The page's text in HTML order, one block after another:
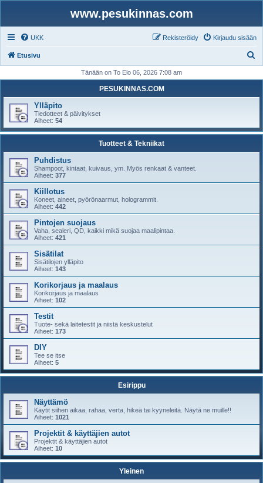
www.pesukinnas.com
UKK Kirjaudu sisään
Rekisteröidy
Etusivu
i
Tänään on To Elo 06, 2026 7:08 am
PESUKINNAS.COM
Ylläpito
Tiedotteet & päivitykset
Aiheet: 54
Tuotteet & Tekniikat
Puhdistus
Shampoot, kintaat, kuivaus, ym. Myös renkaat & vanteet.
Aiheet: 377
Kiillotus
Koneet, aineet, pyörönaarmut, hologrammit.
Aiheet: 442
Pintojen suojaus
Vaha, sealeri, QD, kaikki mikä suojaa maalipintaa.
Aiheet: 421
Sisätilat
Sisätilojen ylläpito
Aiheet: 143
Korikorjaus ja maalaus
Korikorjaus ja maalaus
Aiheet: 102
Testit
Tuote- sekä laitetestit ja niistä keskustelut
Aiheet: 173
DIY
Tee se itse
Aiheet: 5
Esirippu
Näyttämö
Käytit siihen aikaa, rahaa, verta, hikeä tai kyyneleitä. Näytä ne muille!!
Aiheet: 1021
Projektit & käyttäjien autot
Projektit & käyttäjien autot
Aiheet: 10
Yleinen